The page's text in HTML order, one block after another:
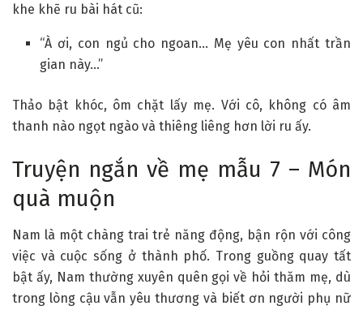
khe khẽ ru bài hát cũ:
“À ơi, con ngủ cho ngoan… Mẹ yêu con nhất trần
gian này…”
Thảo bật khóc, ôm chặt lấy mẹ. Với cô, không có âm
thanh nào ngọt ngào và thiêng liêng hơn lời ru ấy.
Truyện ngắn về mẹ mẫu 7 – Món
quà muộn
Nam là một chàng trai trẻ năng động, bận rộn với công
việc và cuộc sống ở thành phố. Trong guồng quay tất
bật ấy, Nam thường xuyên quên gọi về hỏi thăm mẹ, dù
trong lòng cậu vẫn yêu thương và biết ơn người phụ nữ